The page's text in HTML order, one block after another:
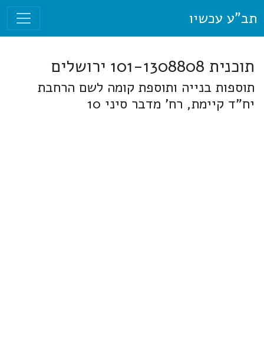
תב"ע עכשיו
תוכנית 101-1308808 ירושלים
תוספות בנייה ותוספת קומה לשם הרחבת
יח"ד קיימת, רח' מדבר סיני 10